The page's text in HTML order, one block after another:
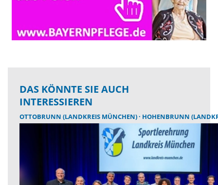
DAS KÖNNTE SIE AUCH
INTERESSIEREN
OTTOBRUNN (LANDKREIS MÜNCHEN) HOHENBRUNN